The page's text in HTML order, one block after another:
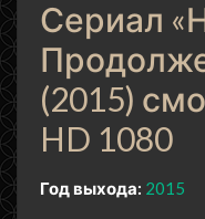
Сериал
(2015)
HD 1080
Год выхода: 2015